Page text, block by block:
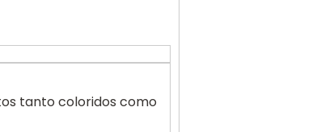
tanto coloridos como